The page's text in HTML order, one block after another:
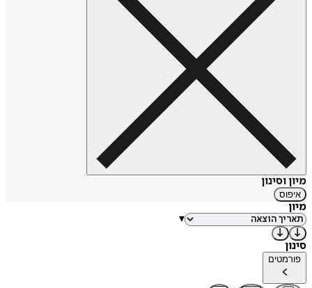
מיון וסינון
איפוס
מיון
▾
סינון
פורמטים